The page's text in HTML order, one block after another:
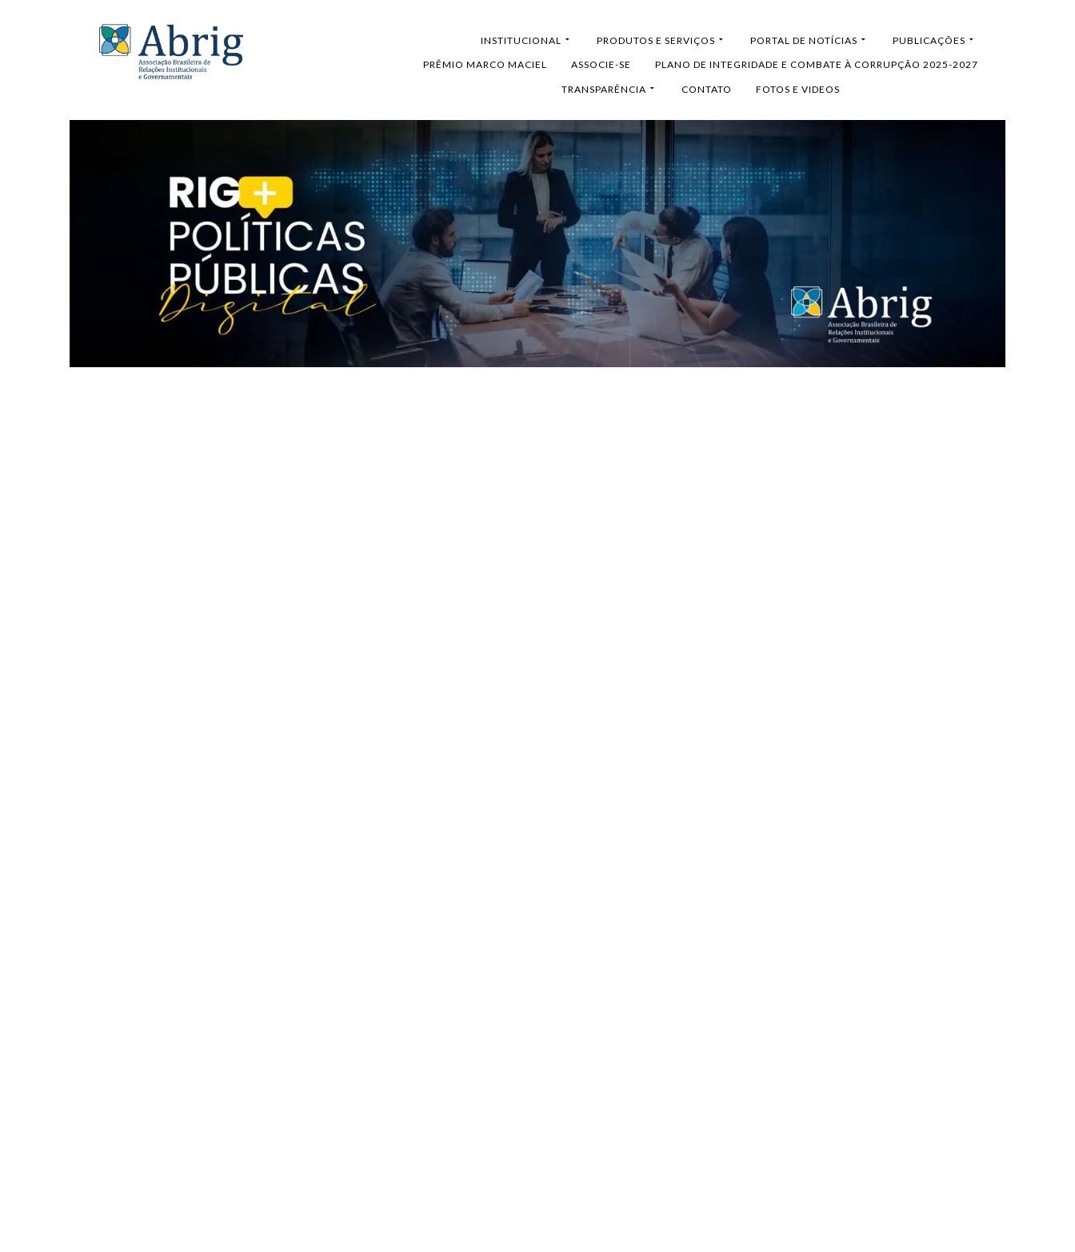
INSTITUCIONAL PRODUTOS E SERVIÇOS PORTAL DE NOTÍCIAS
PUBLICAÇÕES
PRÊMIO MARCO MACIEL
ASSOCIE-SE PLANO DE INTEGRIDADE E COMBATE À CORRUPÇÃO 2025-2027
TRANSPARÊNCIA CONTATO FOTOS E VIDEOS